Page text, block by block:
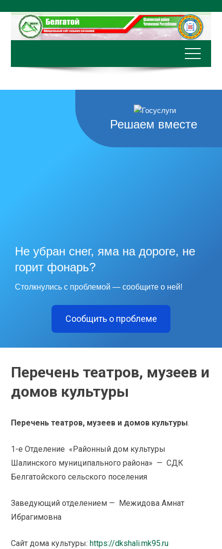
содержимому
Решаем вместе
Не убран снег, яма на дороге, не
горит фонарь?
Столкнулись с проблемой — сообщите о ней!
Сообщить о проблеме
Перечень театров, музеев и
домов культуры
Перечень театров, музеев и домов культуры.
1-е Отделение «Районный дом культуры
Шалинского муниципального района» — СДК
Белгатойского сельского поселения
Заведующий отделением — Межидова Амнат
Ибрагимовна
Сайт дома культуры: https://dkshali.mk95.ru